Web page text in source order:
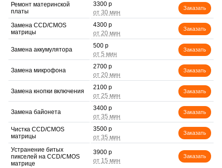
Ремонт материнской
платы
3300 р
Заказать
Замена CCD/CMOS
матрицы
4300 р
Заказать
Замена аккумулятора
500 р
Заказать
Замена микрофона
2700 р
Заказать
Замена кнопки включения
2100 р
Заказать
Замена байонета
3400 р
Заказать
Чистка CCD/CMOS
матрицы
3500 р
Заказать
Устранение битых
пикселей на CCD/CMOS
матрице
3900 р
Заказать